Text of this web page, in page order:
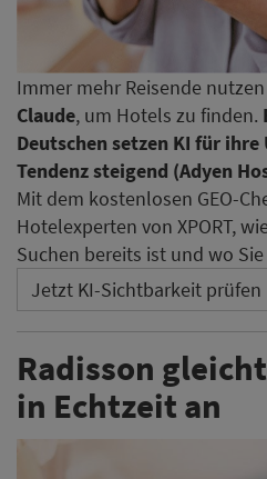
Immer mehr Reisende nutzen
Claude, um Hotels zu finden.
Deutschen setzen KI für
Tendenz steigend (Adyen
Mit dem kostenlosen GEO-
Hotelexperten von XPORT,
Suchen bereits ist und wo
Jetzt KI-Sichtbarkeit prüfen
Radisson
in Echtzeit an